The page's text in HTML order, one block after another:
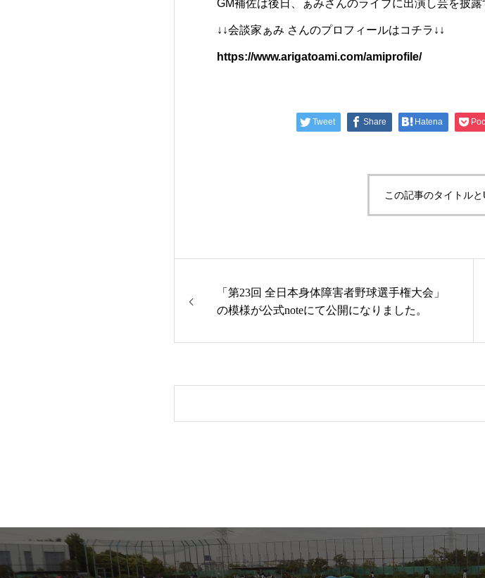
GM補佐は後日、ぁみさんのライブに出演し芸を披露
↓↓会談家ぁみ さんのプロフィールはコチラ↓↓
https://www.arigatoami.com/amiprofile/
Tweet Share Hatena
この記事のタイトル
「第23回 全日本身体障害者野球選手権大会」
の模様が公式noteにて公開になりました。